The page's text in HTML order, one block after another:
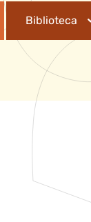
Biblioteca